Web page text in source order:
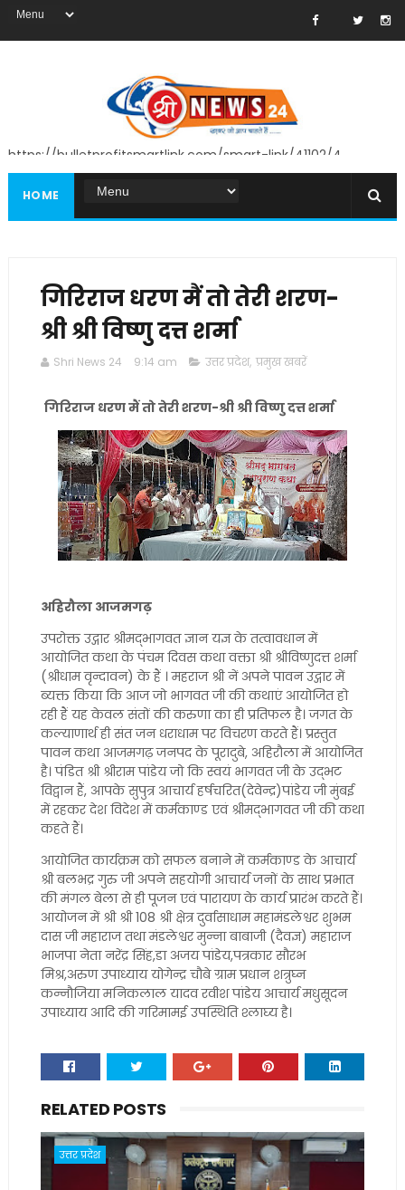
https://bulletprofitsmartlink.com/smart-link/41102/4
HOME
गिरिराज धरण मैं तो तेरी शरण-
श्री श्री विष्णु दत्त शर्मा
Shri News 24 9:14 am उत्तर प्रदेश, प्रमुख खबरें
गिरिराज धरण मैं तो तेरी शरण-श्री श्री विष्णु दत्त शर्मा
अहिरौला आजमगढ़
उपरोक्त उद्गार श्रीमद्भागवत ज्ञान यज्ञ के तत्वावधान में
आयोजित कथा के पंचम दिवस कथा वक्ता श्री श्रीविष्णुदत्त शर्मा
(श्रीधाम वृन्दावन) के हैं । महराज श्री नें अपने पावन उद्गार में
ब्यक्त किया कि आज जो भागवत जी की कथाएं आयोजित हो
रही हैं यह केवल संतों की करुणा का ही प्रतिफल है। जगत के
कल्याणार्थ ही संत जन धराधाम पर विचरण करते हैं। प्रस्तुत
पावन कथा आजमगढ़ जनपद के पूरादुबे, अहिरौला में आयोजित
है। पंडित श्री श्रीराम पांडेय जो कि स्वयं भागवत जी के उद्भट
विद्वान हैं, आपके सुपुत्र आचार्य हर्षचरित(देवेन्द्र)पांडेय जी मुंबई
में रहकर देश विदेश में कर्मकाण्ड एवं श्रीमद्भागवत जी की कथा
कहते हैं।
आयोजित कार्यक्रम को सफल बनाने में कर्मकाण्ड के आचार्य
श्री बलभद्र गुरु जी अपने सहयोगी आचार्य जनों के साथ प्रभात
की मंगल बेला से ही पूजन एवं पारायण के कार्य प्रारंभ करते हैं।
आयोजन में श्री श्री 108 श्री क्षेत्र दुर्वासाधाम महामंडलेश्वर शुभम
दास जी महाराज तथा मंडलेश्वर मुन्ना बाबाजी (दैवज्ञ) महाराज
भाजपा नेता नरेंद्र सिंह,डा अजय पांडेय,पत्रकार सौरभ
मिश्र,अरुण उपाध्याय योगेन्द्र चौबे ग्राम प्रधान शत्रुघ्न
कन्नौजिया मनिकलाल यादव रवीश पांडेय आचार्य मधुसूदन
उपाध्याय आदि की गरिमामई उपस्थिति श्लाघ्य है।
RELATED POSTS
उत्तर प्रदेश